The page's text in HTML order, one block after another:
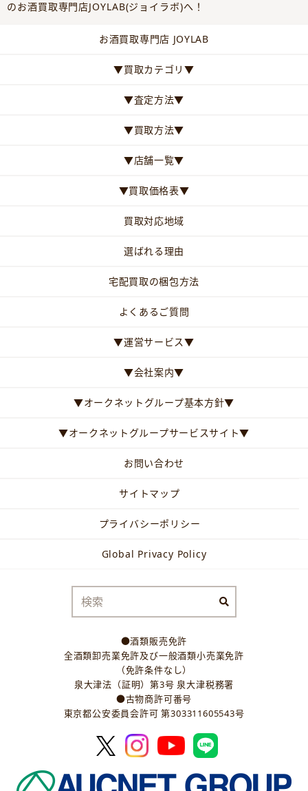
のお酒買取専門店JOYLAB(ジョイラボ)へ！
お酒買取専門店 JOYLAB
▼買取カテゴリ▼
▼査定方法▼
▼買取方法▼
▼店舗一覧▼
▼買取価格表▼
買取対応地域
選ばれる理由
宅配買取の梱包方法
よくあるご質問
▼運営サービス▼
▼会社案内▼
▼オークネットグループ基本方針▼
▼オークネットグループサービスサイト▼
お問い合わせ
サイトマップ
プライバシーポリシー
Global Privacy Policy
●酒類販売免許
全酒類卸売業免許及び一般酒類小売業免許
（免許条件なし）
泉大津法（証明）第3号 泉大津税務署
●古物商許可番号
東京都公安委員会許可 第303311605543号